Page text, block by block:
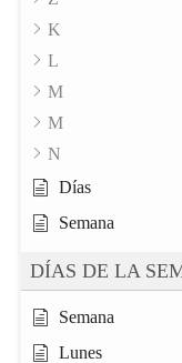
K
L
M
M
N
Días
Semana
DÍAS DE LA
Semana
Lunes